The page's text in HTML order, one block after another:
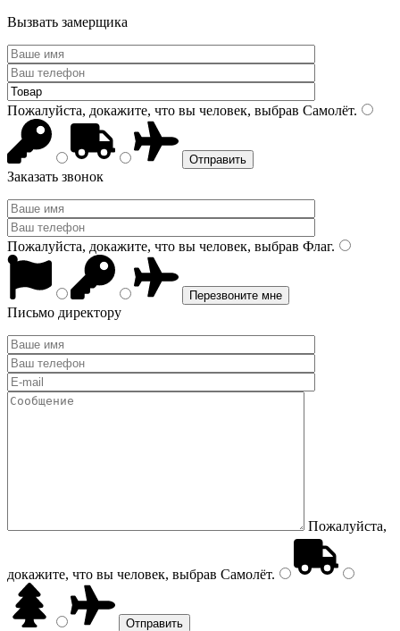
Вызвать замерщика
Пожалуйста, докажите, что вы человек, выбрав Самолёт.
Заказать звонок
Пожалуйста, докажите, что вы человек, выбрав Флаг.
Письмо директору
Пожалуйста,
докажите, что вы человек, выбрав Самолёт.